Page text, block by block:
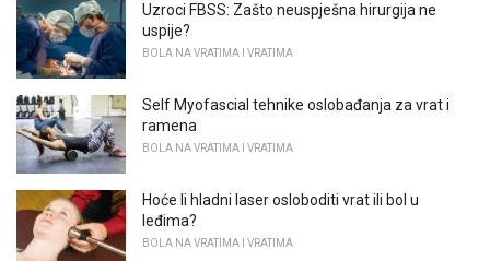
Uzroci FBSS: Zašto neuspješna hirurgija ne
uspije?
BOLA NA VRATIMA I VRATIMA
Self Myofascial tehnike oslobađanja za vrat i
ramena
BOLA NA VRATIMA I VRATIMA
Hoće li hladni laser osloboditi vrat ili bol u
leđima?
BOLA NA VRATIMA I VRATIMA